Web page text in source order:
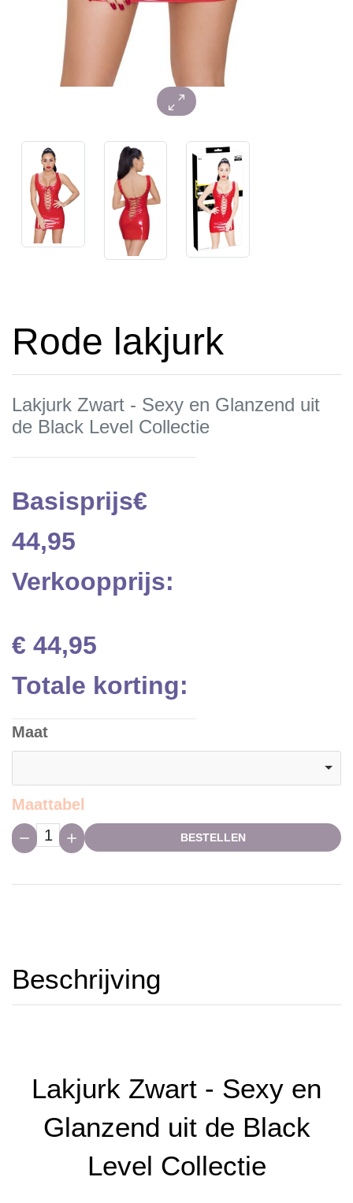
Rode lakjurk
Lakjurk Zwart - Sexy en Glanzend uit
de Black Level Collectie
Basisprijs€
44,95
Verkoopprijs:
€ 44,95
Totale korting:
Maat
Maattabel
Hoeveelheid:
BESTELLEN
Beschrijving
Lakjurk Zwart - Sexy en
Glanzend uit de Black
Level Collectie